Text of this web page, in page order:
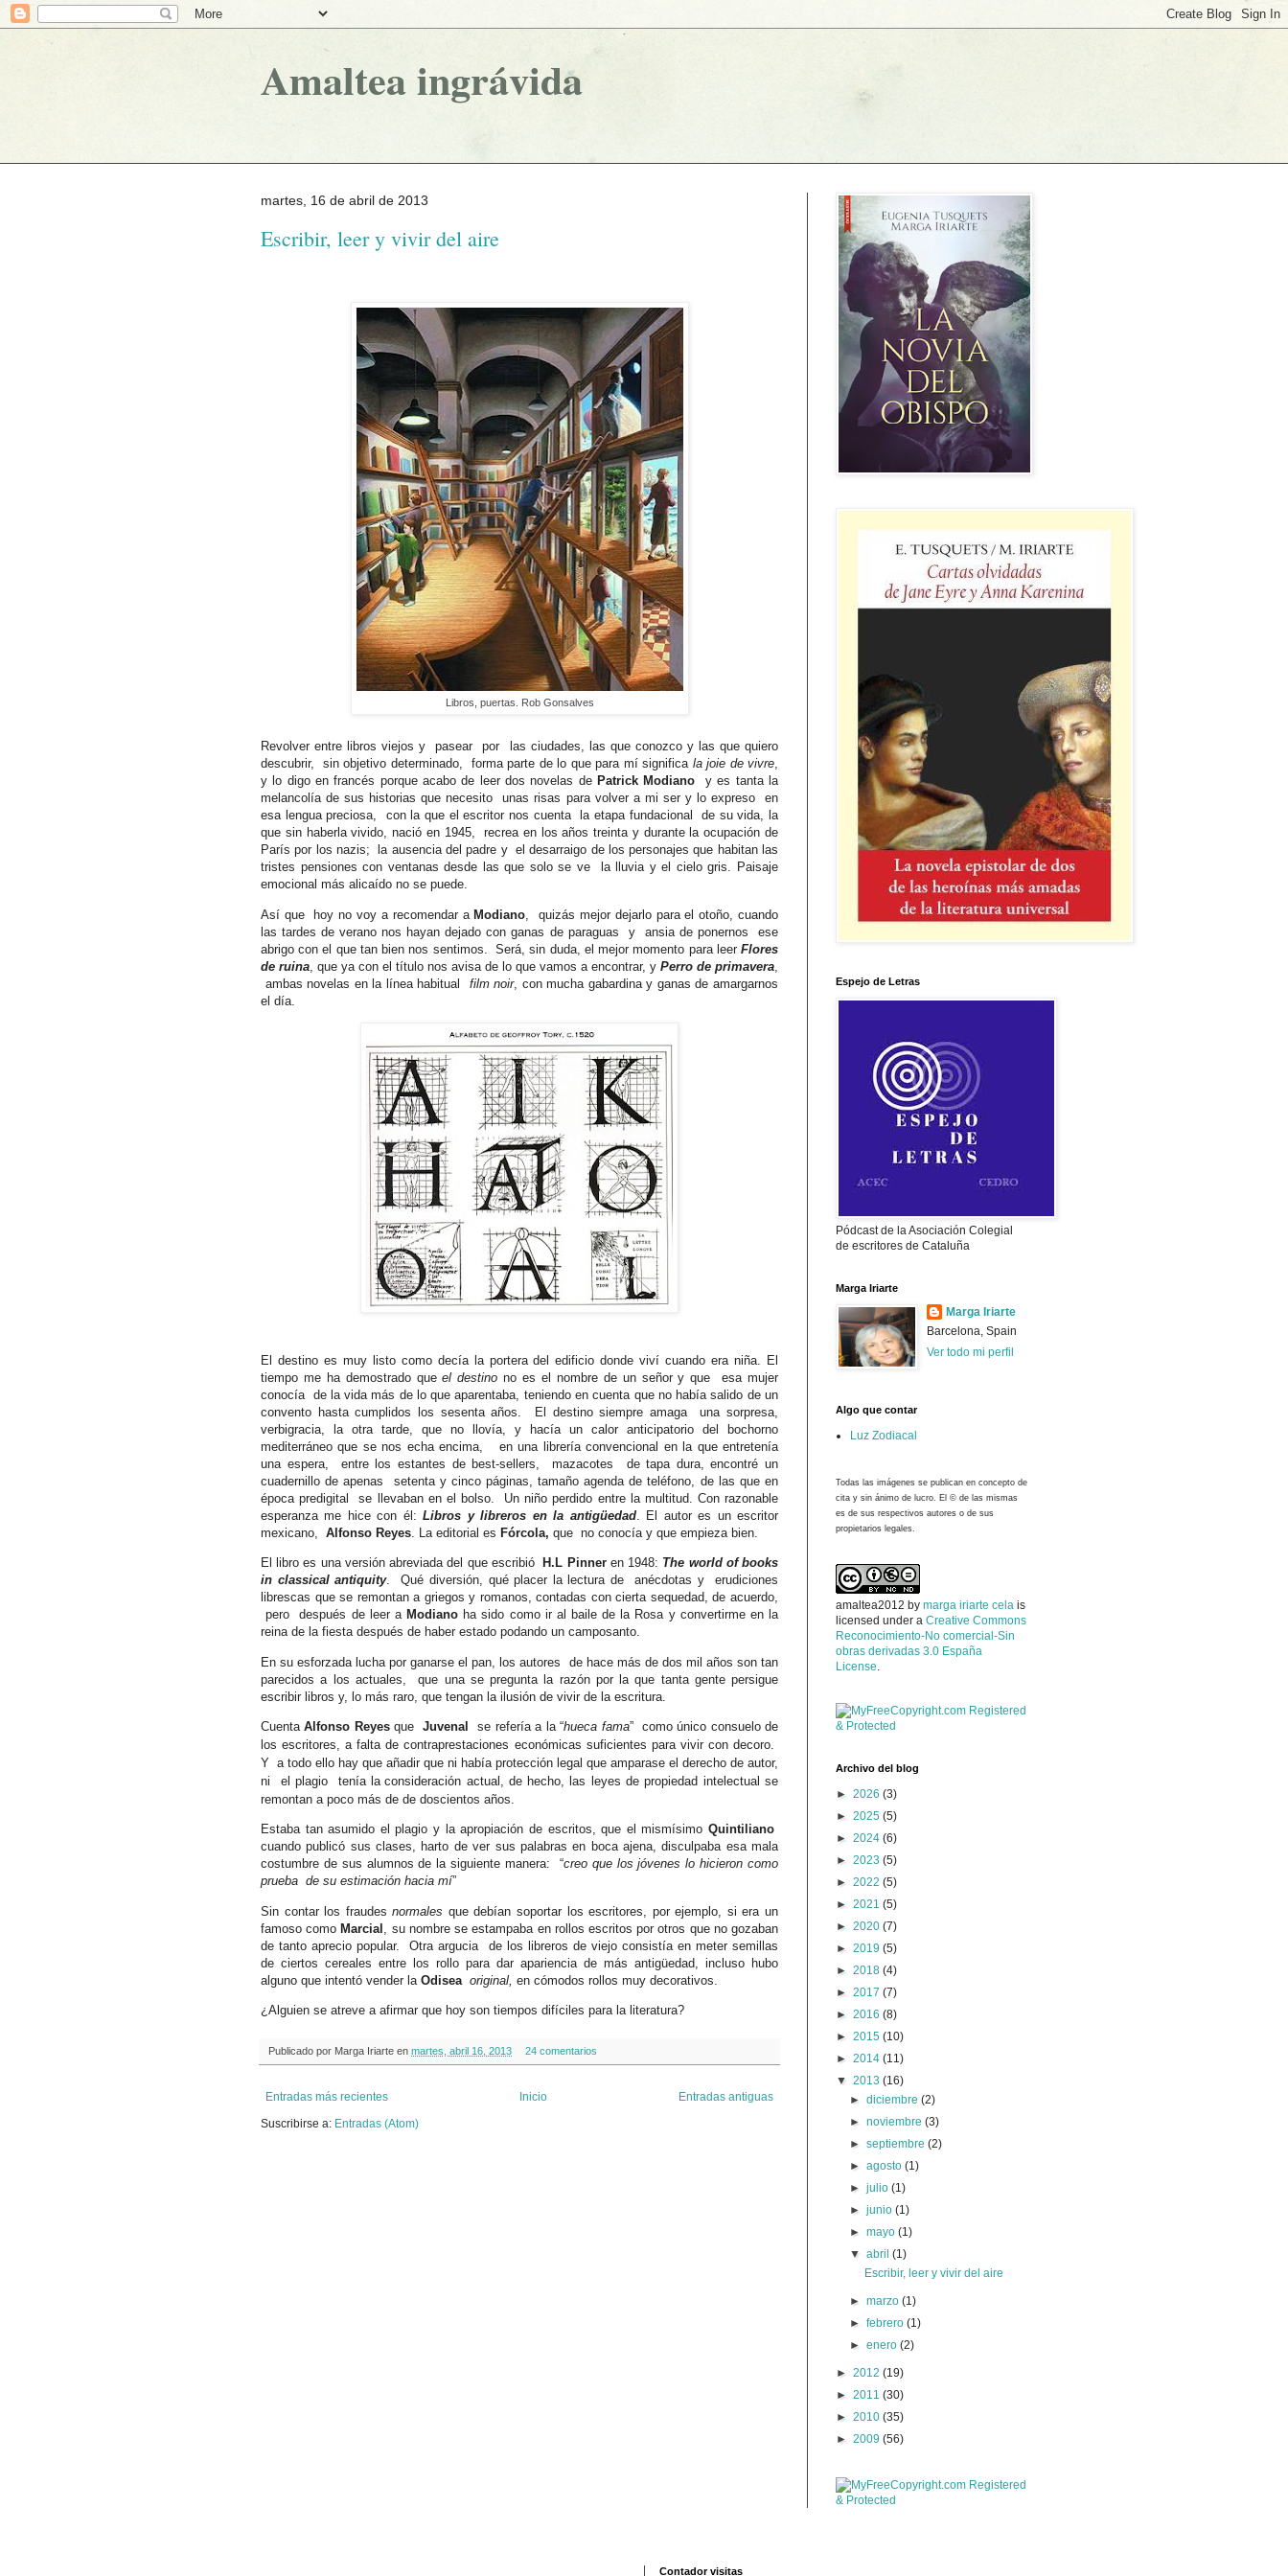
Amaltea ingrávida
martes, 16 de abril de 2013
Escribir, leer y vivir del aire
Libros, puertas. Rob Gonsalves
Revolver entre libros viejos y pasear por
las ciudades, las que conozco y las que quiero
descubrir,
sin objetivo determinado, forma parte de lo que para mí significa la joie de vivre,
y lo digo en francés porque acabo de leer dos novelas de Patrick Modiano
y es tanta la
melancolía de sus historias que necesito
unas risas para volver a mi ser y lo expreso
en
esa lengua preciosa,
con la que el escritor nos cuenta la etapa fundacional
de su vida, la
que sin haberla vivido, nació en 1945, recrea en los años treinta y durante la ocupación de
París por los nazis;
la ausencia del padre y el desarraigo de los personajes que habitan las
tristes pensiones con ventanas desde las que solo se ve
la lluvia y el cielo gris. Paisaje
emocional más alicaído no se puede.
Así que hoy no voy a recomendar aModiano
quizás mejor dejarlo para el otoño, cuando
las tardes de verano nos hayan dejado con ganas de paraguas
y ansia de ponernos
ese
abrigo con el que tan bien nos sentimos.
Será, sin duda, el mejor momento para leerFlores
de ruina , que ya con el título nos avisa de lo que vamos a encontrar, y Perro de primavera
ambas novelas en la línea habitual
film noir, con mucha gabardina y ganas de amargarnos
el día.
El destino es muy listo como decía la portera del edificio donde viví cuando era niña. El
tiempo me ha demostrado queel destino no es el nombre de un señor y que
esa mujer
conocía de la vida más de lo que aparentaba, teniendo en cuenta que no había salido de un
convento hasta cumplidos los sesenta años.
El destino siempre amaga
una sorpresa,
verbigracia, la otra tarde, que no llovía, y hacía un calor anticipatorio del bochorno
mediterráneo que se nos echa encima,
en una librería convencional en la que entretenía
una espera,
entre los estantes de best-sellers, mazacotes
de tapa dura, encontré un
cuadernillo de apenas
setenta y cinco páginas, tamaño agenda de teléfono, de las que en
época predigital se llevaban en el bolso.
Un niño perdido entre la multitud. Con razonable
esperanza me hice con él: Libros y libreros en la antigüedad. El autor es un escritor
mexicano,
Alfonso Reyes . La editorial es Fórcola, que no conocía y que empieza bien.
El libro es una versión abreviada del que escribió H.L Pinneren 1948: The world of books
in classical antiquity. Qué diversión, qué placer la lectura de anécdotas y
erudiciones
librescas que se remontan a griegos y romanos, contadas con cierta sequedad, de acuerdo,
pero
después de leer a Modiano ha sido comoiral baile de la Rosa y convertirme en la
reina de la fiesta después de haber estado podando un camposanto.
En su esforzada lucha por ganarse el pan, los autores
de hace más de dos mil años son tan
parecidos a los actuales,
que una se pregunta la razón por la que tanta gente persigue
escribir libros y, lo más raro, que tengan la ilusión de vivir de la escritura.
CuentaAlfonso Reyesque Juvenal se refería a la “hueca fama”
como único consuelo de
los escritores, a falta de contraprestaciones económicas suficientes para vivir con decoro.
Y a todo ello hay que añadir que ni había protección legal que amparase el derecho de autor,
ni
el plagio tenía la consideración actual, de hecho, las leyes de propiedad intelectual se
remontan a poco más de de doscientos años.
Estaba tan asumido el plagio y la apropiación de escritos, que el mismísimo Quintiliano
cuando publicó sus clases, harto de ver sus palabras en boca ajena, disculpaba esa mala
costumbre de sus alumnos de la siguiente manera:
“creo que los jóvenes lo hicieron como
prueba de su estimación hacia mí”
Sin contar los fraudes normales que debían soportar los escritores, por ejemplo, si era un
famoso como Marcial , su nombre se estampaba en rollos escritos por otros que no gozaban
de tanto aprecio popular. Otra argucia de los libreros de viejo consistía en meter semillas
de ciertos cereales entre los rollo para dar apariencia de más antigüedad, incluso hubo
alguno que intentó vender la Odisea original, en cómodos rollos muy decorativos.
¿Alguien se atreve a afirmar que hoy son tiempos difíciles para la literatura?
Publicado por Marga Iriarte en martes, abril 16, 2013 24 comentarios
Entradas más recientes Entradas antiguas
Inicio
Suscribirse a: Entradas (Atom)
Espejo de Letras
Pódcast de la Asociación Colegial
de escritores de Cataluña
Marga Iriarte
Marga Iriarte
Barcelona, Spain
Ver todo mi perfil
Algo que contar
Luz Zodiacal
Todas las imágenes se publican en concepto de
cita y sin ánimo de lucro. El © de las mismas
es de sus respectivos autores o de sus
propietarios legales.
amaltea2012 by marga iriarte cela is
licensed under a Creative Commons
Reconocimiento-No comercial-Sin
obras derivadas 3.0 España
License.
Archivo del blog
► 2026 (3)
► 2025 (5)
► 2024 (6)
► 2023 (5)
► 2022 (5)
► 2021 (5)
► 2020 (7)
► 2019 (5)
► 2018 (4)
► 2017 (7)
► 2016 (8)
► 2015 (10)
► 2014 (11)
▼ 2013 (16)
►diciembre(2)
►noviembre(3)
►septiembre(2)
►agosto(1)
►julio(1)
►junio(1)
►mayo(1)
▼abril(1)
Escribir, leer y vivir del aire
►marzo(1)
►febrero(1)
►enero(2)
► 2012 (19)
► 2011 (30)
► 2010 (35)
► 2009 (56)
Contador visitas